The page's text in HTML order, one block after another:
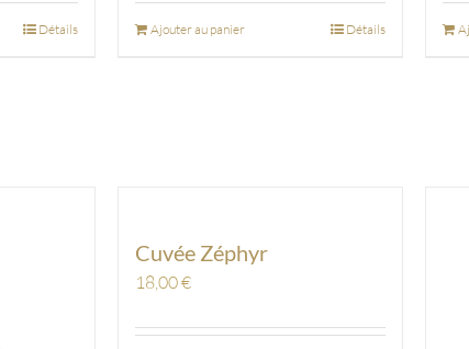
Détails Ajouter au panier Détails
Cuvée Zéphyr
18,00€